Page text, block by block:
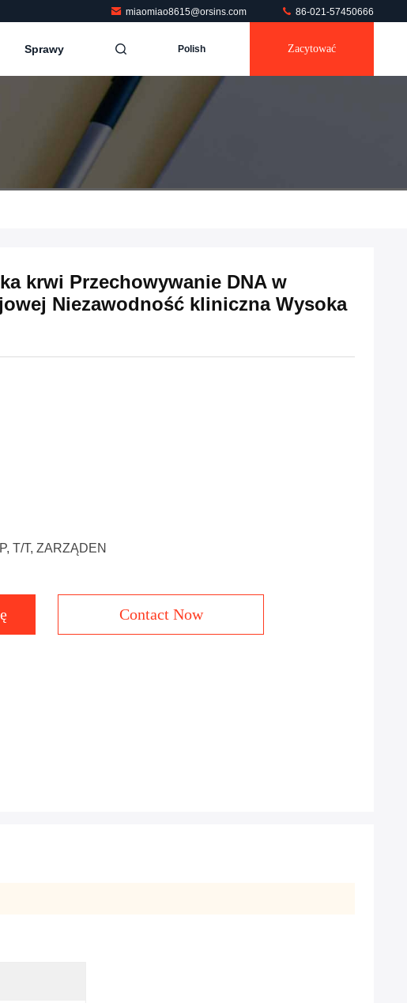
miaomiao8615@orsins.com 86-021-57450666
Sprawy Polish Zacytować
krwi Przechowywanie DNA w
Niezawodność kliniczna Wysoka
T/T, ZARZĄDEN
Contact Now